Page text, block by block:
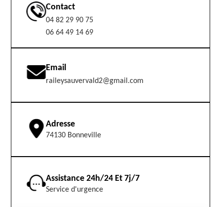
Contact
04 82 29 90 75
06 64 49 14 69
Email
raileysauvervald2@gmail.com
Adresse
74130 Bonneville
Assistance 24h/24 Et 7j/7
Service d'urgence